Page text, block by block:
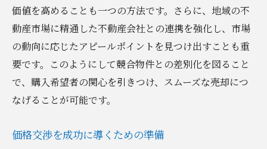
価値を高めることも一つの方法です。さらに、地域の不
動産市場に精通した不動産会社との連携を強化し、市場
の動向に応じたアピールポイントを見つけ出すことも重
要です。このようにして競合物件との差別化を図ること
で、購入希望者の関心を引きつけ、スムーズな売却につ
なげることが可能です。
価格交渉を成功に導くための準備